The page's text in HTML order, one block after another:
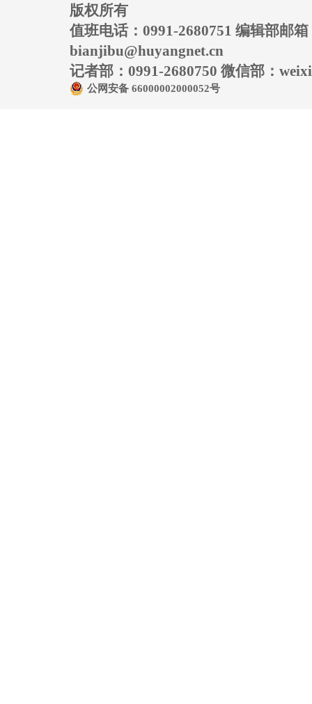
版权所有
值班电话：0991-2680751 编辑部邮箱
bianjibu@huyangnet.cn
记者部：0991-2680750 微信部：
公网安备 66000002000052号